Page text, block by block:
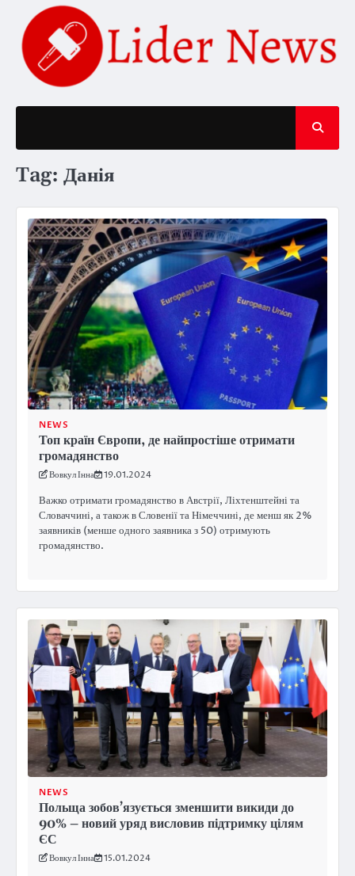
content
Tag: Данія
NEWS
Топ країн Європи, де найпростіше отримати
громадянство
Вовкул Інна 19.01.2024
Важко отримати громадянство в Австрії, Ліхтенштейні та
Словаччині, а також в Словенії та Німеччині, де менш як 2%
заявників (менше одного заявника з 50) отримують
громадянство.
NEWS
Польща зобов’язується зменшити викиди до
90% – новий уряд висловив підтримку цілям
ЄС
Вовкул Інна 15.01.2024